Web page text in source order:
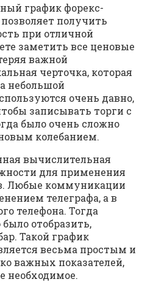
график форекс-
получить
при отличной
заметить все ценовые
важной
черточка, которая
небольшой
очень давно,
записывать торги с
было очень сложно
колебанием.
вычислительная
для применения
Любые коммуникации
телеграфа, а в
телефона. Тогда
отобразить,
Такой график
весьма простым и
важных показателей,
необходимое.